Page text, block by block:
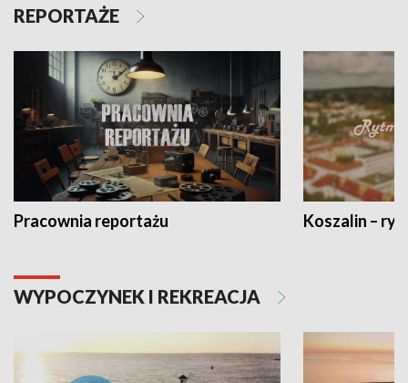
REPORTAŻE
Pracownia reportażu Koszalin –
WYPOCZYNEK I REKREACJA